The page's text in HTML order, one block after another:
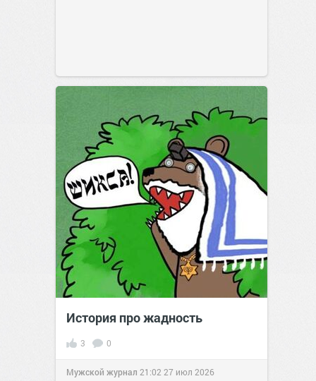
История про жадность
3 0
Мужской журнал 21:02 27 июл 2026